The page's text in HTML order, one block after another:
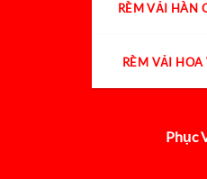
RÈM VẢI HÀN
RÈM VẢI HOA
Phục